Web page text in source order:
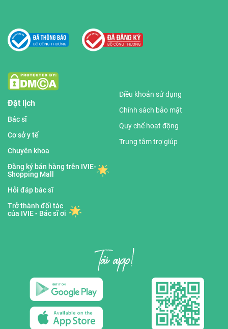
Đặt lịch
Bác sĩ
Cơ sở y tế
Chuyên khoa
Đăng ký bán hàng trên IVIE-
Shopping Mall
Hỏi đáp bác sĩ
Trở thành đối tác
của IVIE - Bác sĩ ơi
Điều khoản sử dụng
Chính sách bảo mật
Quy chế hoạt động
Trung tâm trợ giúp